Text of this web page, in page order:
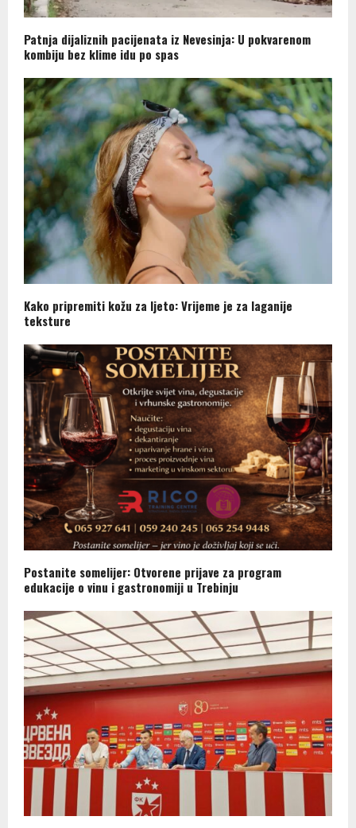
Patnja dijaliznih pacijenata iz Nevesinja: U pokvarenom
kombiju bez klime idu po spas
Kako pripremiti kožu za ljeto: Vrijeme je za laganije
teksture
Postanite somelijer: Otvorene prijave za program
edukacije o vinu i gastronomiji u Trebinju